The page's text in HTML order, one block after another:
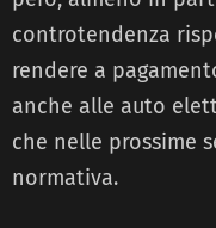
controtendenza
rendere a
anche alle auto
che nelle prossime
normativa.